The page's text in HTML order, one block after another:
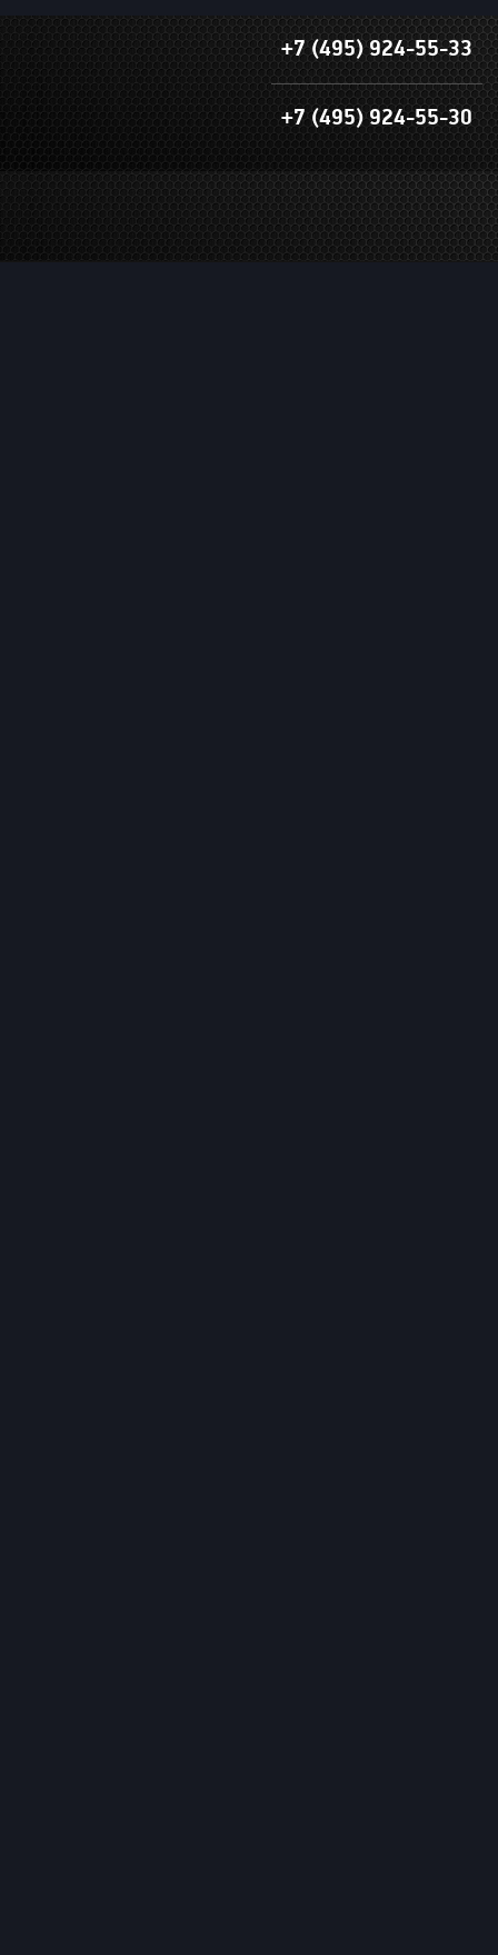
+7 (495) 924-55-33
+7 (495) 924-55-30